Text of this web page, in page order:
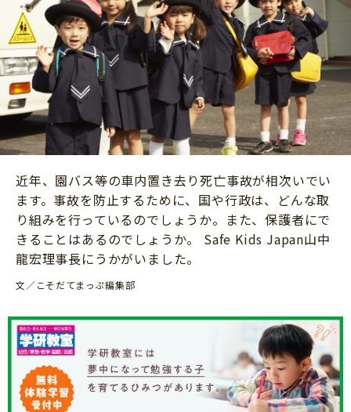
幼稚園・保育園
小学校
科学・プログラミング
教育・学習
絵本・読み聞かせ
自由研究・工作
読書感想文
本・読書
運動・あそび・ゲーム
英語
習い事
知育
住まい
ファッション・美容
行事・イベント
トラブル
親子でいっしょに
おでかけ
家族
料理
こそだてマンガ
近年、園バス等の車内置き去り死亡事故が相次いでい
ます。事故を防止するために、国や行政は、どんな取
り組みを行っているのでしょうか。また、保護者にで
きることはあるのでしょうか。 Safe Kids Japan山中
龍宏理事長にうかがいました。
文／こそだてまっぷ編集部